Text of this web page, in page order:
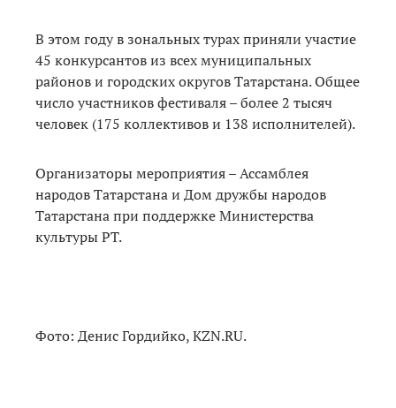
В этом году в зональных турах приняли участие
45 конкурсантов из всех муниципальных
районов и городских округов Татарстана. Общее
число участников фестиваля – более 2 тысяч
человек (175 коллективов и 138 исполнителей).
Организаторы мероприятия – Ассамблея
народов Татарстана и Дом дружбы народов
Татарстана при поддержке Министерства
культуры РТ.
Фото: Денис Гордийко, KZN.RU.